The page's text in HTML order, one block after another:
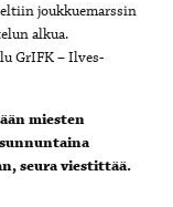
joukkuemarssin
alkua.
GrIFK – Ilves-
miesten
seura viestittää.